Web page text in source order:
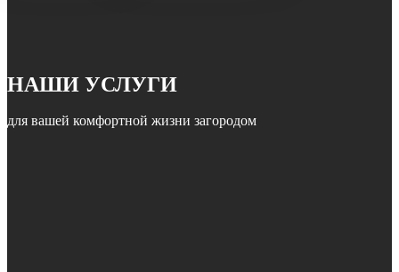
НАШИ УСЛУГИ
для вашей комфортной жизни загородом